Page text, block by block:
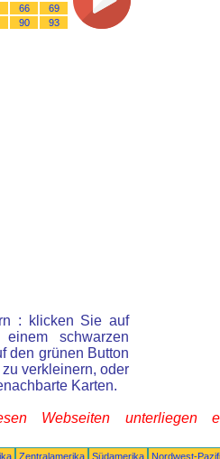
66
69
90 93
: klicken Sie auf
schwarzen
den grünen Button
verkleinern, oder
Karten.
Webseiten unterliegen
Zentralamerika Südamerika
Nordwest-